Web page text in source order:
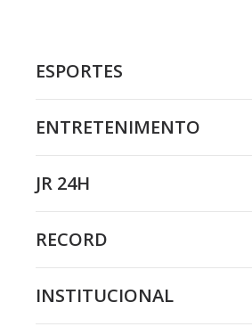
ESPORTES
ENTRETENIMENTO
JR 24H
RECORD
INSTITUCIONAL